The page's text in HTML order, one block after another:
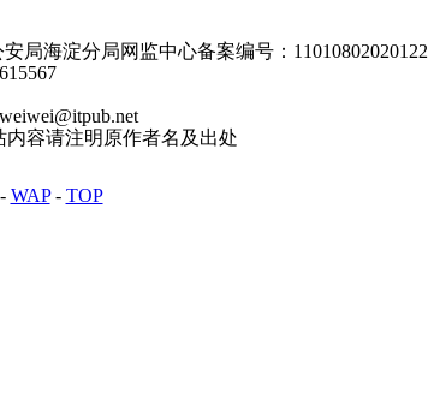
局海淀分局网监中心备案编号：11010802020122
容请注明原作者名及出处
WAP- TOP